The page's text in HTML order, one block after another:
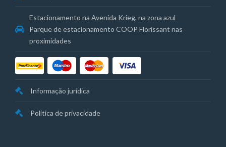
Estacionamento na Avenida Krieg, na zona azul
Parque de estacionamento COOP Florissant nas
proximidades
Informação jurídica
Política de privacidade